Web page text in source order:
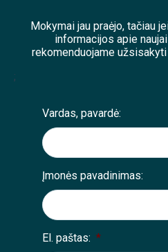
Mokymai jau praėjo, tačiau
informacijos apie
rekomenduojame
;
Vardas, pavardė:
Įmonės pavadinimas:
El. paštas: *